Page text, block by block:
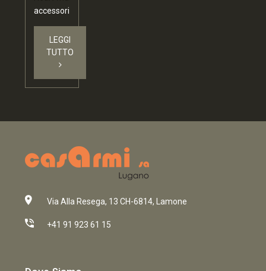
accessori
LEGGI
TUTTO
Via Alla Resega, 13 CH-6814, Lamone
+41 91 923 61 15